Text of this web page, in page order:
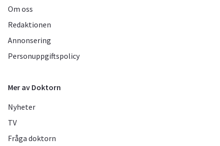
Om oss
Redaktionen
Annonsering
Personuppgiftspolicy
Mer av Doktorn
Nyheter
TV
Fråga doktorn